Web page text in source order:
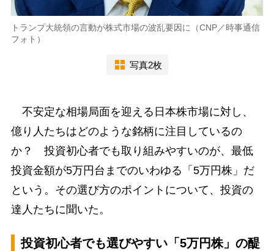
トランプ大統領の言動が株式市場の波乱要因に（CNP／時事通信
フォト）
写真2枚
不安定な相場局面を迎える日本株市場に対し、
億り人たちはどのような銘柄に注目しているの
か？ 投資初心者でも取り組みやすいのが、最低
投資金額が5万円台までのいわゆる「5万円株」だ
という。その選び方のポイントについて、投資の
達人たちに聞いた。
投資初心者でも選びやすい「5万円株」の醍